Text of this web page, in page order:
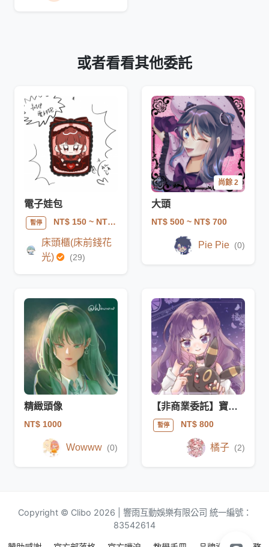
或者看看其他委託
電子娃包
暫停 NT$ 150~ NT$ 250
床頭櫃(床前錢花
光)
(29)
尚餘 2
大頭
NT$ 500 ~ NT$ 700
Pie Pie (0)
精緻頭像
NT$ 1000
Wowww (0)
【非商業委託】寶可夢互動頭貼
暫停 NT$ 800
橘子 (2)
Copyright © Clibo 2026 | 響雨互動娛樂有限公司 統一編號：
83542614